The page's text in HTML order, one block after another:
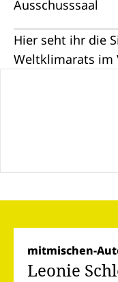
Hier seht ihr die
Weltklimarats im
mitmischen-
Leonie